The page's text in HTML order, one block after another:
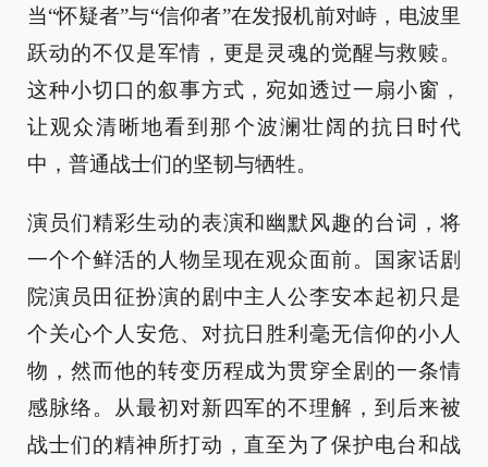
当“怀疑者”与“信仰者”在发报机前对峙，电波里
跃动的不仅是军情，更是灵魂的觉醒与救赎。
这种小切口的叙事方式，宛如透过一扇小窗，
让观众清晰地看到那个波澜壮阔的抗日时代
中，普通战士们的坚韧与牺牲。
演员们精彩生动的表演和幽默风趣的台词，将
一个个鲜活的人物呈现在观众面前。国家话剧
院演员田征扮演的剧中主人公李安本起初只是
个关心个人安危、对抗日胜利毫无信仰的小人
物，然而他的转变历程成为贯穿全剧的一条情
感脉络。从最初对新四军的不理解，到后来被
战士们的精神所打动，直至为了保护电台和战